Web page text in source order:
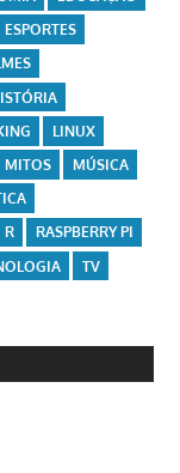
ESPORTES
LINUX
MITOS
MÚSICA
R
RASPBERRY PI
TV